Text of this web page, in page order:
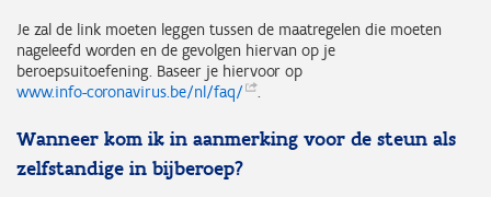
Je zal de link moeten leggen tussen de maatregelen die moeten
nageleefd worden en de gevolgen hiervan op je
beroepsuitoefening. Baseer je hiervoor op
www.info-coronavirus.be/nl/faq/
.
Wanneer kom ik in aanmerking voor de steun als
zelfstandige in bijberoep?